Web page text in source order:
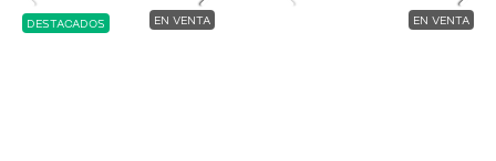
DESTACADOS EN VENTA EN VENTA